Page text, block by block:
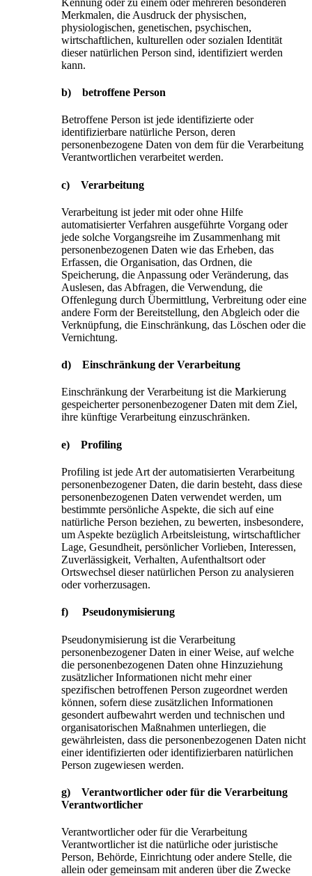
Merkmalen, die Ausdruck der physischen,
physiologischen, genetischen, psychischen,
wirtschaftlichen, kulturellen oder sozialen Identität
dieser natürlichen Person sind, identifiziert werden
kann.
b) betroffene Person
Betroffene Person ist jede identifizierte oder
identifizierbare natürliche Person, deren
personenbezogene Daten von dem für die Verarbeitung
Verantwortlichen verarbeitet werden.
c) Verarbeitung
Verarbeitung ist jeder mit oder ohne Hilfe
automatisierter Verfahren ausgeführte Vorgang oder
jede solche Vorgangsreihe im Zusammenhang mit
personenbezogenen Daten wie das Erheben, das
Erfassen, die Organisation, das Ordnen, die
Speicherung, die Anpassung oder Veränderung, das
Auslesen, das Abfragen, die Verwendung, die
Offenlegung durch Übermittlung, Verbreitung oder eine
andere Form der Bereitstellung, den Abgleich oder die
Verknüpfung, die Einschränkung, das Löschen oder die
Vernichtung.
d) Einschränkung der Verarbeitung
Einschränkung der Verarbeitung ist die Markierung
gespeicherter personenbezogener Daten mit dem Ziel,
ihre künftige Verarbeitung einzuschränken.
e) Profiling
Profiling ist jede Art der automatisierten Verarbeitung
personenbezogener Daten, die darin besteht, dass diese
personenbezogenen Daten verwendet werden, um
bestimmte persönliche Aspekte, die sich auf eine
natürliche Person beziehen, zu bewerten, insbesondere,
um Aspekte bezüglich Arbeitsleistung, wirtschaftlicher
Lage, Gesundheit, persönlicher Vorlieben, Interessen,
Zuverlässigkeit, Verhalten, Aufenthaltsort oder
Ortswechsel dieser natürlichen Person zu analysieren
oder vorherzusagen.
f) Pseudonymisierung
Pseudonymisierung ist die Verarbeitung
personenbezogener Daten in einer Weise, auf welche
die personenbezogenen Daten ohne Hinzuziehung
zusätzlicher Informationen nicht mehr einer
spezifischen betroffenen Person zugeordnet werden
können, sofern diese zusätzlichen Informationen
gesondert aufbewahrt werden und technischen und
organisatorischen Maßnahmen unterliegen, die
gewährleisten, dass die personenbezogenen Daten nicht
einer identifizierten oder identifizierbaren natürlichen
Person zugewiesen werden.
g) Verantwortlicher oder für die Verarbeitung
Verantwortlicher
Verantwortlicher oder für die Verarbeitung
Verantwortlicher ist die natürliche oder juristische
Person, Behörde, Einrichtung oder andere Stelle, die
allein oder gemeinsam mit anderen über die Zwecke